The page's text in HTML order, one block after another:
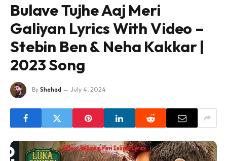
Bulave Tujhe Aaj Meri
Galiyan Lyrics With Video –
Stebin Ben & Neha Kakkar |
2023 Song
By Shehad July 4, 2024